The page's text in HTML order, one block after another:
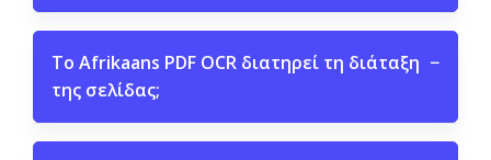
Το Afrikaans PDF OCR διατηρεί τη διάταξη
της σελίδας;
−